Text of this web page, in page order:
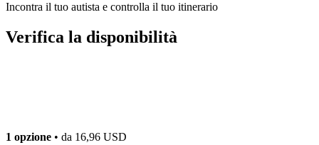
Incontra il tuo autista e controlla il tuo itinerario
Verifica la disponibilità
1 opzione • da 16,96 USD